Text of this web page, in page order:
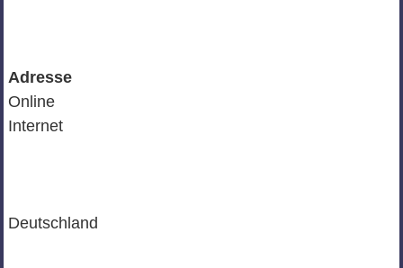
Adresse
Online
Internet
Deutschland